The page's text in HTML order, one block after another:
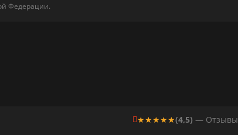
Федерации.
★★★★★(4,5) — Отзывы